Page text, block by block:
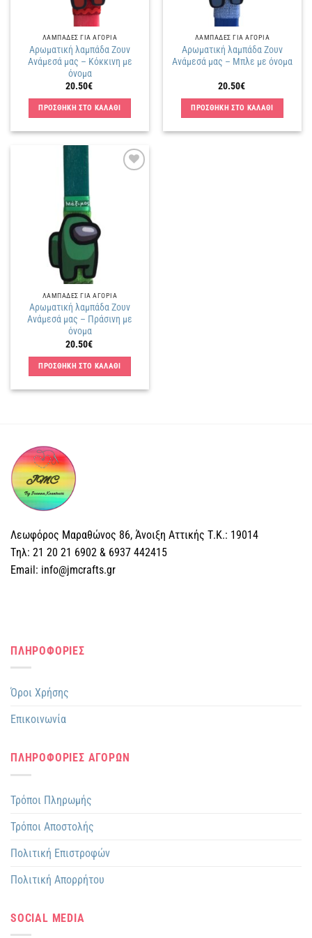
ΛΑΜΠΑΔΕΣ ΓΙΑ ΑΓΟΡΙΑ
Αρωματική λαμπάδα Ζουν
Ανάμεσά μας – Κόκκινη με
όνομα
20.50€
ΠΡΟΣΘΗΚΗ ΣΤΟ ΚΑΛΑΘΙ
ΛΑΜΠΑΔΕΣ ΓΙΑ ΑΓΟΡΙΑ
Αρωματική λαμπάδα Ζουν
Ανάμεσά μας – Μπλε με όνομα
20.50€
ΠΡΟΣΘΗΚΗ ΣΤΟ ΚΑΛΑΘΙ
ΛΑΜΠΑΔΕΣ ΓΙΑ ΑΓΟΡΙΑ
Αρωματική λαμπάδα Ζουν
Ανάμεσά μας – Πράσινη με
όνομα
20.50€
ΠΡΟΣΘΗΚΗ ΣΤΟ ΚΑΛΑΘΙ
Λεωφόρος Μαραθώνος 86, Άνοιξη Αττικής Τ.Κ.: 19014
Tηλ: 21 20 21 6902 & 6937 442415
Email: info@jmcrafts.gr
ΠΛΗΡΟΦΟΡΙΕΣ
Όροι Χρήσης
Επικοινωνία
ΠΛΗΡΟΦΟΡΙΕΣ ΑΓΟΡΩΝ
Τρόποι Πληρωμής
Τρόποι Αποστολής
Πολιτική Επιστροφών
Πολιτική Απορρήτου
SOCIAL MEDIA